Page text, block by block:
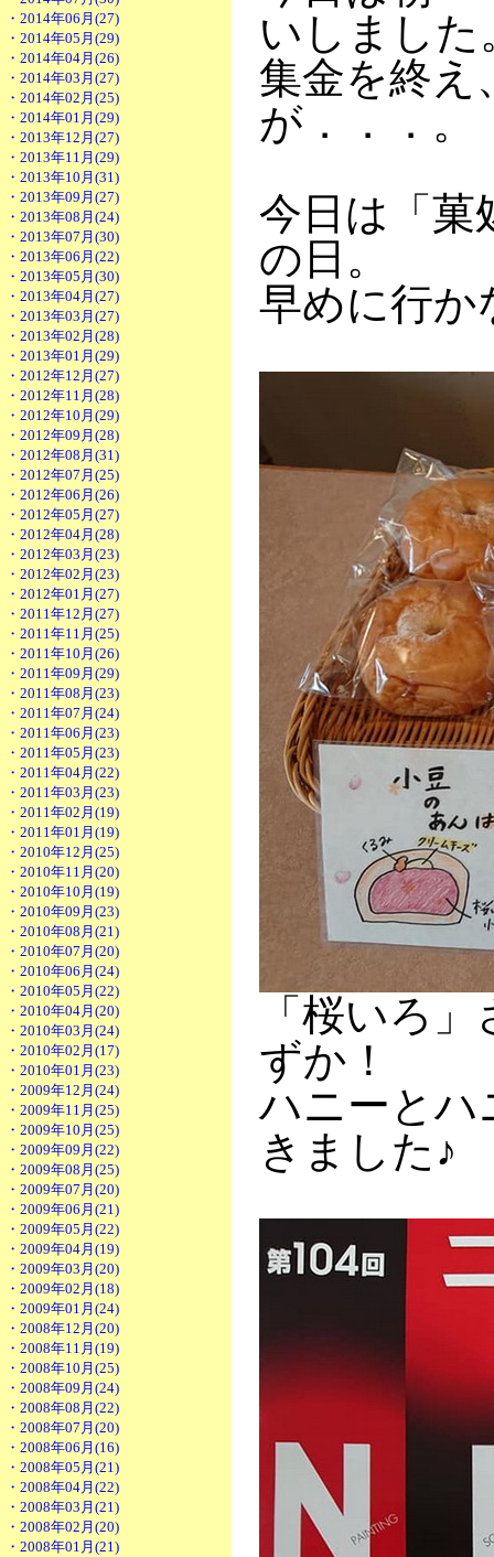
・2014年06月(27)
・2014年05月(29)
・2014年04月(26)
・2014年03月(27)
・2014年02月(25)
・2014年01月(29)
・2013年12月(27)
・2013年11月(29)
・2013年10月(31)
・2013年09月(27)
・2013年08月(24)
・2013年07月(30)
・2013年06月(22)
・2013年05月(30)
・2013年04月(27)
・2013年03月(27)
・2013年02月(28)
・2013年01月(29)
・2012年12月(27)
・2012年11月(28)
・2012年10月(29)
・2012年09月(28)
・2012年08月(31)
・2012年07月(25)
・2012年06月(26)
・2012年05月(27)
・2012年04月(28)
・2012年03月(23)
・2012年02月(23)
・2012年01月(27)
・2011年12月(27)
・2011年11月(25)
・2011年10月(26)
・2011年09月(29)
・2011年08月(23)
・2011年07月(24)
・2011年06月(23)
・2011年05月(23)
・2011年04月(22)
・2011年03月(23)
・2011年02月(19)
・2011年01月(19)
・2010年12月(25)
・2010年11月(20)
・2010年10月(19)
・2010年09月(23)
・2010年08月(21)
・2010年07月(20)
・2010年06月(24)
・2010年05月(22)
・2010年04月(20)
・2010年03月(24)
・2010年02月(17)
・2010年01月(23)
・2009年12月(24)
・2009年11月(25)
・2009年10月(25)
・2009年09月(22)
・2009年08月(25)
・2009年07月(20)
・2009年06月(21)
・2009年05月(22)
・2009年04月(19)
・2009年03月(20)
・2009年02月(18)
・2009年01月(24)
・2008年12月(20)
・2008年11月(19)
・2008年10月(25)
・2008年09月(24)
・2008年08月(22)
・2008年07月(20)
・2008年06月(16)
・2008年05月(21)
・2008年04月(22)
・2008年03月(21)
・2008年02月(20)
・2008年01月(21)
いしました
集金を終え
が．．．。
今日は「菓
の日。
早めに行か
「桜いろ
ずか！
ハニーとハ
きました♪